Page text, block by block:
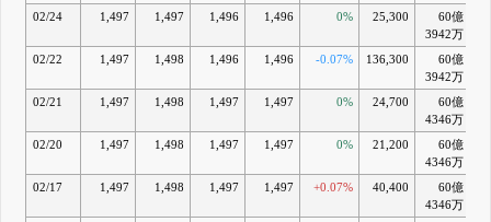
02/24 1,497 1,497 1,496 1,496 0% 25,300
60億
3942万
02/22 1,497 1,498 1,496 1,496 -0.07% 136,300
60億
3942万
02/21 1,497 1,498 1,497 1,497 0% 24,700
60億
4346万
02/20 1,497 1,498 1,497 1,497 0% 21,200
60億
4346万
02/17 1,497 1,498 1,497 1,497 +0.07% 40,400
60億
4346万